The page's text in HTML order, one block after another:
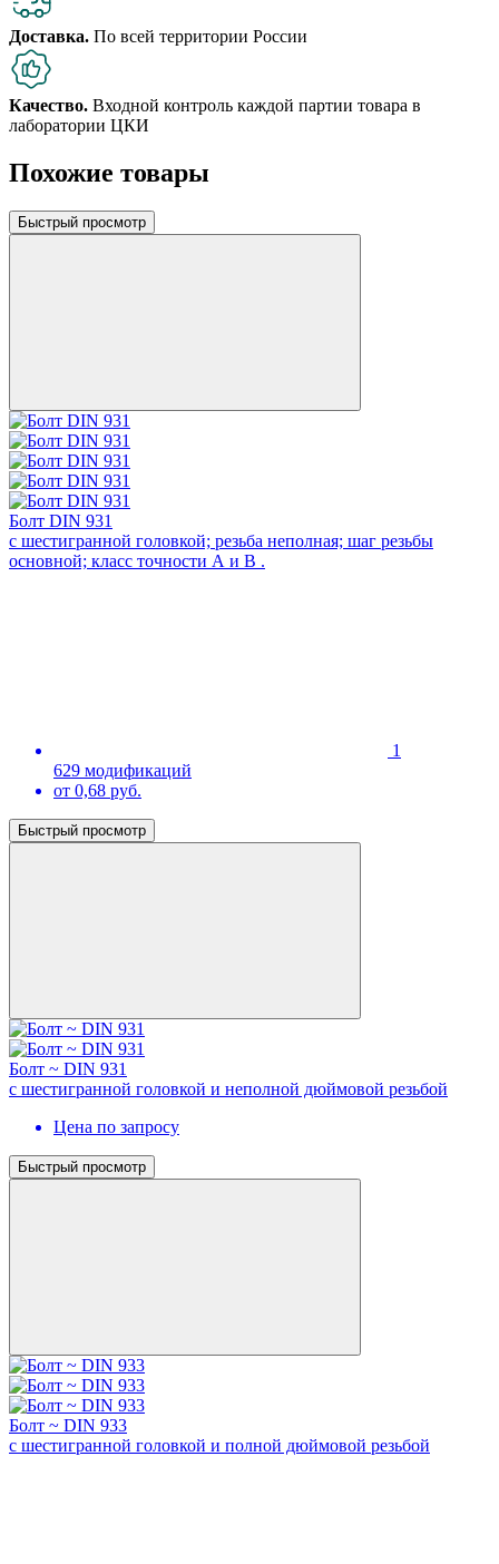
Доставка. По всей территории России
Качество. Входной контроль каждой партии товара в
лаборатории ЦКИ
Похожие товары
Быстрый просмотр
Болт DIN 931
с шестигранной головкой; резьба неполная; шаг резьбы
основной; класс точности А и В .
1
629 модификаций
от 0,68 руб.
Быстрый просмотр
Болт ~ DIN 931
с шестигранной головкой и неполной дюймовой резьбой
Цена по запросу
Быстрый просмотр
Болт ~ DIN 933
с шестигранной головкой и полной дюймовой резьбой